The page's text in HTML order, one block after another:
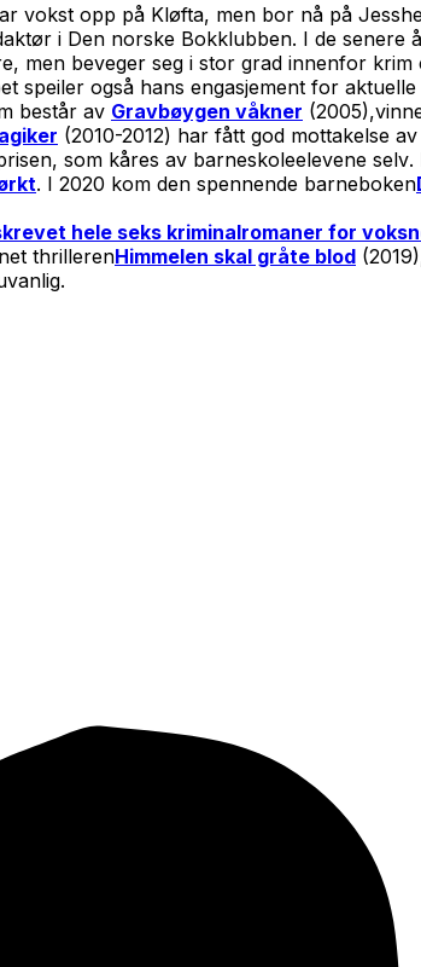
vokst opp på Kløfta, men bor nå på
i Den norske Bokklubben. I de
beveger seg i stor grad innenfor
også hans engasjement for
består av Gravbøygen våkner
(2010-2012) har fått god mottakelse
som kåres av barneskoleelevene selv.
. I 2020 kom den spennende barneboken
hele seks kriminalromaner for
thrillerenHimmelen skal gråte blod